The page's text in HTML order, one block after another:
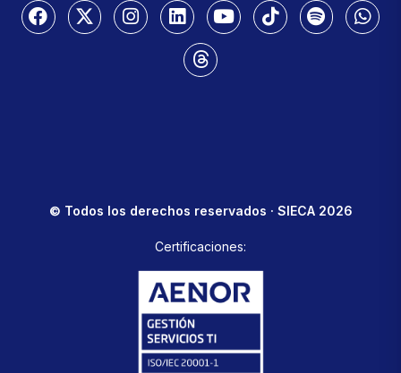
© Todos los derechos reservados · SIECA 2026
Certificaciones: